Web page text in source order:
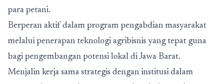
para petani.
Berperan aktif dalam program pengabdian masyarakat
melalui penerapan teknologi agribisnis yang tepat guna
bagi pengembangan potensi lokal di Jawa Barat.
Menjalin kerja sama strategis dengan institusi dalam